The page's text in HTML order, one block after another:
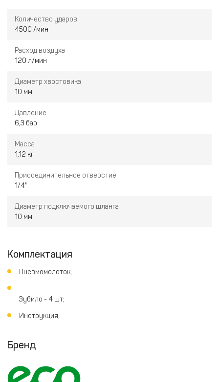
Количество ударов
4500 /мин
Расход воздуха
120 л/мин
Диаметр хвостовика
10 мм
Давление
6,3 бар
Масса
1,12 кг
Присоединительное отверстие
1/4"
Диаметр подключаемого шланга
10 мм
Комплектация
Пневмомолоток;
Зубило - 4 шт;
Инструкция;
Бренд